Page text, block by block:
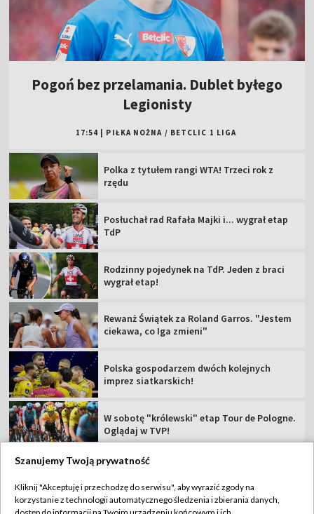
Pogoń bez przelamania. Dublet byłego
Legionisty
17:54 PIŁKA NOŻNA / BETCLIC 1 LIGA
Polka z tytułem rangi WTA! Trzeci rok z
rzędu
Posłuchał rad Rafała Majki i... wygrał etap
TdP
Rodzinny pojedynek na TdP. Jeden z braci
wygrał etap!
Rewanż Świątek za Roland Garros. "Jestem
ciekawa, co Iga zmieni"
Polska gospodarzem dwóch kolejnych
imprez siatkarskich!
W sobotę "królewski" etap Tour de Pologne.
Oglądaj w TVP!
TVP
Szanujemy Twoją prywatność
Kliknij "Akceptuję i przechodzę do serwisu", aby wyrazić zgody na
korzystanie z technologii automatycznego śledzenia i zbierania danych,